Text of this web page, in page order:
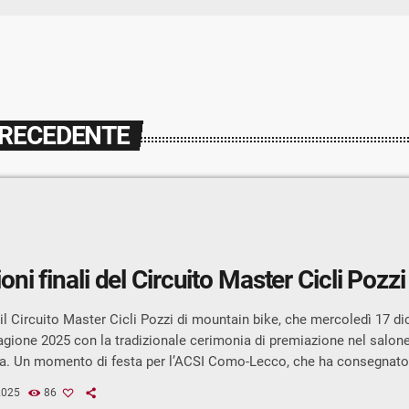
finali del Circuito Master Cicli
Circuito Master Cicli Pozzi di mountain bike, che mercoledì 17
2025 con la tradizionale cerimonia di premiazione nel
Un momento di festa per l’ACSI Como-Lecco, che ha consegnato
GS CSI Morbegno Grande attesa per l’assegnazione del Trofeo
86